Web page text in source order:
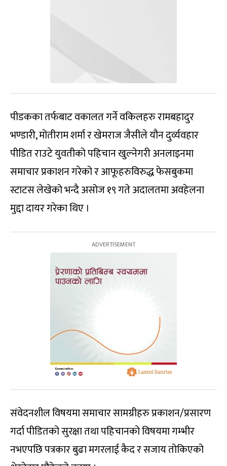
पीडकका तर्फबाट वकालत गर्ने वकिलहरु रामबहादुर
भण्डारी, मोतीराम शर्मा र खेमराज जैसीले यौन दुर्व्यवहार
पीडित राउटे युवतीको पहिचान खुल्नेगरी अनलाइनमा
समाचार प्रकाशन गरेको र आफूहरुविरुद्ध फेसबुकमा
स्टाटस लेखेको भन्दै असोज १९ गते अदालतमा अवहेलना
मुद्दा दायर गरेका थिए ।
संवेदनशील विषयमा समाचार सामग्रीहरु प्रकाशन/प्रसारण
गर्दा पीडितको सुरक्षा तथा पहिचानको विषयमा गम्भीर
नभएपछि पत्रकार बुढा मगरलाई कैद र सजाय तोकिएको